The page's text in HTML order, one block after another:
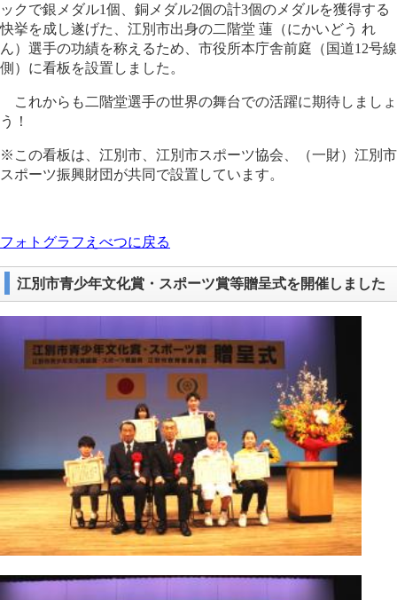
ックで銀メダル1個、銅メダル2個の計3個のメダルを獲得する
快挙を成し遂げた、江別市出身の二階堂 蓮（にかいどう れ
ん）選手の功績を称えるため、市役所本庁舎前庭（国道12号線
側）に看板を設置しました。
これからも二階堂選手の世界の舞台での活躍に期待しましょ
う！
※この看板は、江別市、江別市スポーツ協会、（一財）江別市
スポーツ振興財団が共同で設置しています。
フォトグラフえべつに戻る
江別市青少年文化賞・スポーツ賞等贈呈式を開催しました